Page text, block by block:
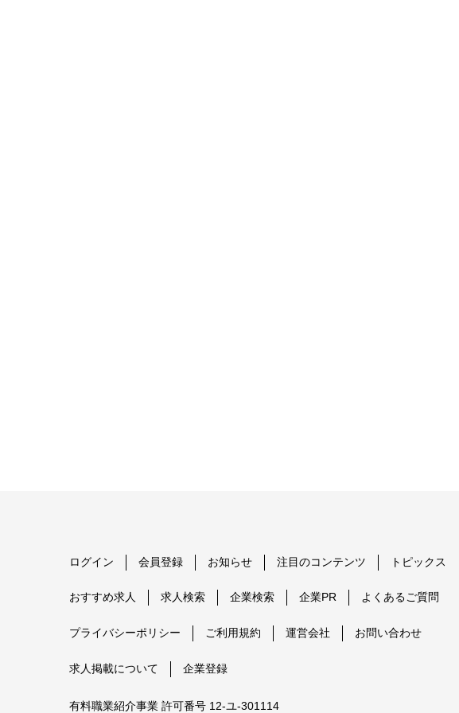
ログイン 会員登録 お知らせ 注目のコンテンツ トピックス
おすすめ求人 求人検索 企業検索 企業PR よくあるご質問
プライバシーポリシー ご利用規約 運営会社 お問い合わせ
求人掲載について 企業登録
有料職業紹介事業 許可番号 12-ユ-301114